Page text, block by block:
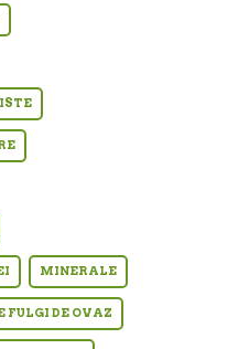
MINERALE
FULGI DE OVAZ